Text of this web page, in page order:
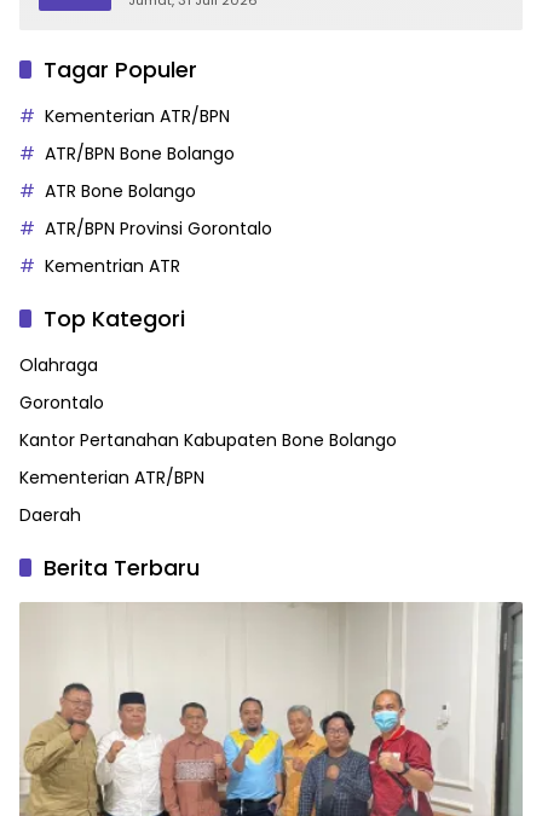
Tagar Populer
Kementerian ATR/BPN
ATR/BPN Bone Bolango
ATR Bone Bolango
ATR/BPN Provinsi Gorontalo
Kementrian ATR
Top Kategori
Olahraga
Gorontalo
Kantor Pertanahan Kabupaten Bone Bolango
Kementerian ATR/BPN
Daerah
Berita Terbaru